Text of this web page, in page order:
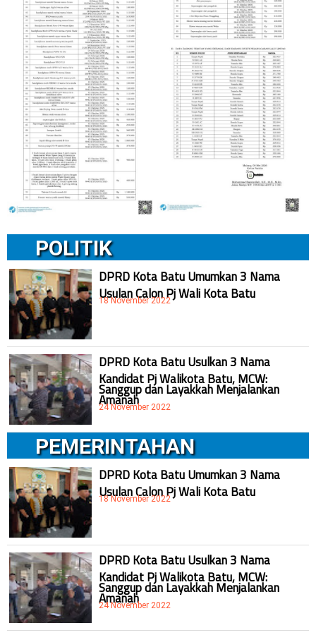
POLITIK
DPRD Kota Batu Umumkan 3 Nama
Usulan Calon Pj Wali Kota Batu
18 November 2022
DPRD Kota Batu Usulkan 3 Nama
Kandidat Pj Walikota Batu, MCW:
Sanggup dan Layakkah Menjalankan
Amanah
24 November 2022
PEMERINTAHAN
DPRD Kota Batu Umumkan 3 Nama
Usulan Calon Pj Wali Kota Batu
18 November 2022
DPRD Kota Batu Usulkan 3 Nama
Kandidat Pj Walikota Batu, MCW:
Sanggup dan Layakkah Menjalankan
Amanah
24 November 2022